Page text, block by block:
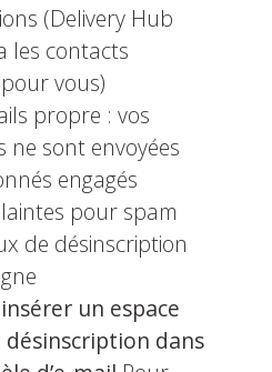
(Delivery Hub
les contacts
vous)
propre : vos
ne sont envoyées
engagés
pour spam
de désinscription
un espace
désinscription dans